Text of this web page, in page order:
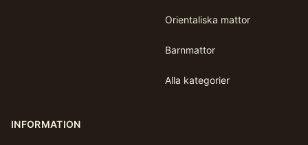
Orientaliska mattor
Barnmattor
Alla kategorier
INFORMATION